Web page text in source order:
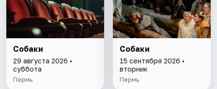
Собаки
29 августа 2026 •
суббота
Пермь
Собаки
15 сентября 2026 •
вторник
Пермь